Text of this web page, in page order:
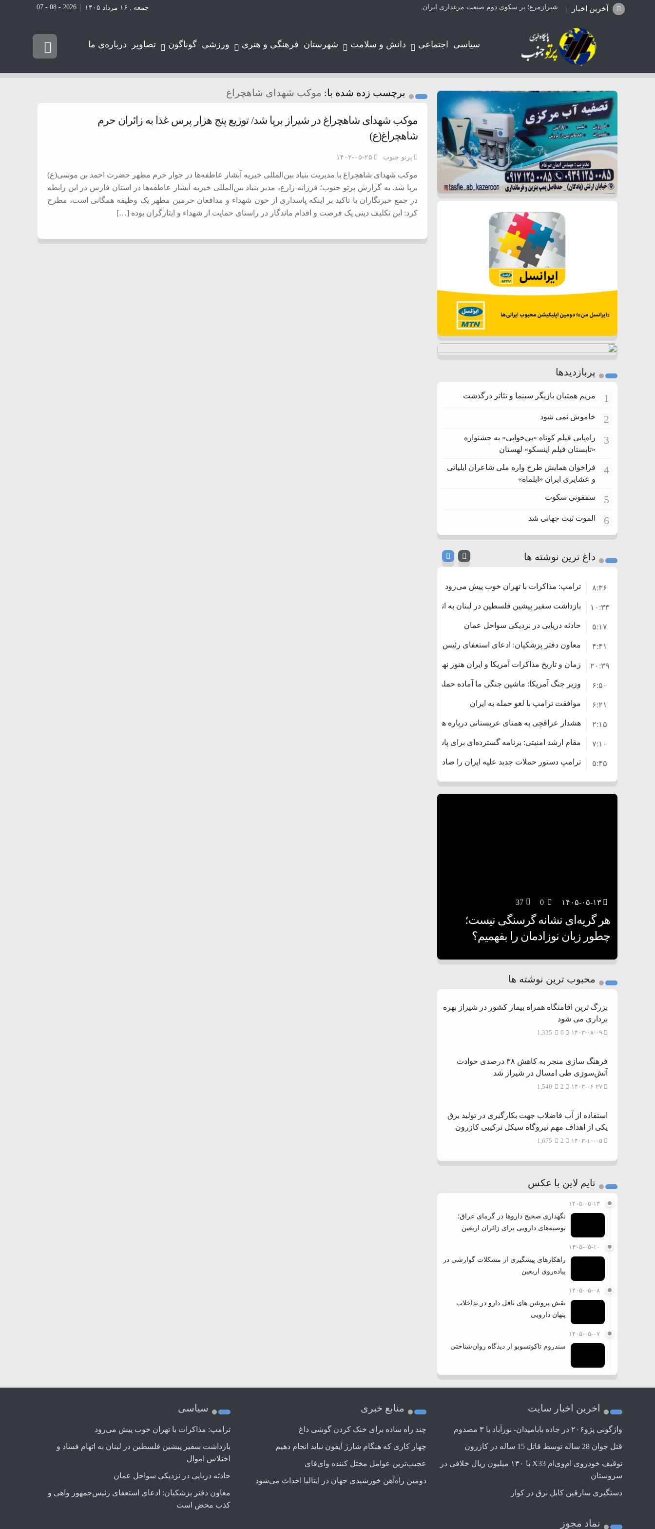
آخرین اخبار شیرازمرغ؛ بر سکوی دوم صنعت مرغداری ایران جمعه , ۱۶ مرداد ۱۴۰۵ 2026 - 08 - 07
سیاسی اجتماعی دانش و سلامت شهرستان فرهنگی و هنری ورزشی گوناگون تصاویر درباره‌ی ما
برچسب زده شده با: موکب شهدای شاهچراغ
موکب شهدای شاهچراغ در شیراز برپا شد/ توزیع پنج هزار پرس غذا به زائران حرم
شاهچراغ(ع)
پرتو جنوب ۱۴۰۲-۰۵-۲۵
موکب شهدای شاهچراغ با مدیریت بنیاد بین‌المللی خیریه آبشار عاطفه‌ها در جوار حرم مطهر حضرت احمد بن موسی(ع)
برپا شد. به گزارش پرتو جنوب؛ فرزانه زارع، مدیر بنیاد بین‌المللی خیریه آبشار عاطفه‌ها در استان فارس در این رابطه
در جمع خبرنگاران با تاکید بر اینکه پاسداری از خون شهداء و مدافعان حرمین مطهر یک وظیفه همگانی است، مطرح
کرد: این تکلیف دینی یک فرصت و اقدام ماندگار در راستای حمایت از شهداء و ایثارگران بوده […]
پربازدیدها
1 مریم همتیان بازیگر سینما و تئاتر درگذشت
2 خاموش نمی شود
3
راه‌یابی فیلم کوتاه «بی‌خوابی» به جشنواره
«تابستان فیلم اینسکو» لهستان
4
فراخوان همایش طرح واره ملی شاعران ایلیاتی
و عشایری ایران «ایلماه»
5 سمفونی سکوت
6 الموت ثبت جهانی شد
داغ ترین نوشته ها
ترامپ: مذاکرات با تهران خوب پیش می‌رود ۸:۳۶
بازداشت سفیر پیشین فلسطین در لبنان به اتهام فساد و اختلاس اموال ۱۰:۳۳
حادثه دریایی در نزدیکی سواحل عمان ۵:۱۷
معاون دفتر پزشکیان: ادعای استعفای رئیس‌جمهور واهی و کذب محض است ۴:۴۱
زمان و تاریخ مذاکرات آمریکا و ایران هنوز نهایی نشده است ۲۰:۳۹
وزیر جنگ آمریکا: ماشین جنگی ما آماده حمله نظامی علیه ایران است ۶:۵۰
موافقت ترامپ با لغو حمله به ایران ۶:۲۱
هشدار عراقچی به همتای عربستانی درباره همراهی با آمریکا ۲:۱۵
مقام ارشد امنیتی: برنامه گسترده‌ای برای پاسخ به دیوانگی آمریکا داریم ۷:۱۰
ترامپ دستور حملات جدید علیه ایران را صادر کرد ۵:۴۵
سپاه: دو نفتکش متخلف مورد اصابت قرار گرفته و متوقف شدند ۱۲:۵۹
۱۴۰۵-۰۵-۱۳ 37
هر گریه‌ای نشانه گرسنگی نیست؛
چطور زبان نوزادمان را بفهمیم؟
۱۴۰۵-۰۵-۱۲ 28
تغذیه پدر می‌تواند بر سلامت نوزاد
تأثیر بگذارد
۱۴۰۵-۰۵-۱۲ 0
روی دیگر زندگی
3
محبوب ترین نوشته ها
بزرگ ترین اقامتگاه همراه بیمار کشور در شیراز بهره
برداری می شود
۱۴۰۳-۰۸-۰۹ 1,335
فرهنگ سازی منجر به کاهش ۳۸ درصدی حوادث
آتش‌سوزی طی امسال در شیراز شد
۱۴۰۳-۰۶-۲۷ 1,540
استفاده از آب فاضلاب جهت بکارگیری در تولید برق
یکی از اهداف مهم نیروگاه سیکل ترکیبی کازرون
۱۴۰۳-۱۰-۰۵ 1,675
تایم لاین با عکس
۱۴۰۵-۰۵-۱۳
نگهداری صحیح داروها در گرمای عراق؛
توصیه‌های دارویی برای زائران اربعین
۱۴۰۵-۰۵-۱۰
راهکارهای پیشگیری از مشکلات گوارشی در
پیاده‌روی اربعین
۱۴۰۵-۰۵-۰۸
نقش پروتئین های ناقل دارو در تداخلات
پنهان دارویی
۱۴۰۵-۰۵-۰۷
سندروم تاکوتسوبو از دیدگاه روان‌شناختی
اخرین اخبار سایت
واژگونی پژو۲۰۶ در جاده بابامیدان- نورآباد با ۳ مصدوم
قتل جوان 28 ساله توسط قاتل 15 ساله در کازرون
توقیف خودروی ام‌وی‌ام X33 با ۱۳۰ میلیون ریال خلافی در
سروستان
دستگیری سارقین کابل برق در کوار
نماد مجوز
منابع خبری
چند راه‌ ساده برای خنک کردن گوشی داغ
چهار کاری که هنگام شارژ آیفون نباید انجام دهیم
عجیب‌ترین عوامل مختل کننده وای‌فای
دومین راه‌آهن خورشیدی جهان در ایتالیا احداث می‌شود
سیاسی
ترامپ: مذاکرات با تهران خوب پیش می‌رود
بازداشت سفیر پیشین فلسطین در لبنان به اتهام فساد و
اختلاس اموال
حادثه دریایی در نزدیکی سواحل عمان
معاون دفتر پزشکیان: ادعای استعفای رئیس‌جمهور واهی و
کذب محض است